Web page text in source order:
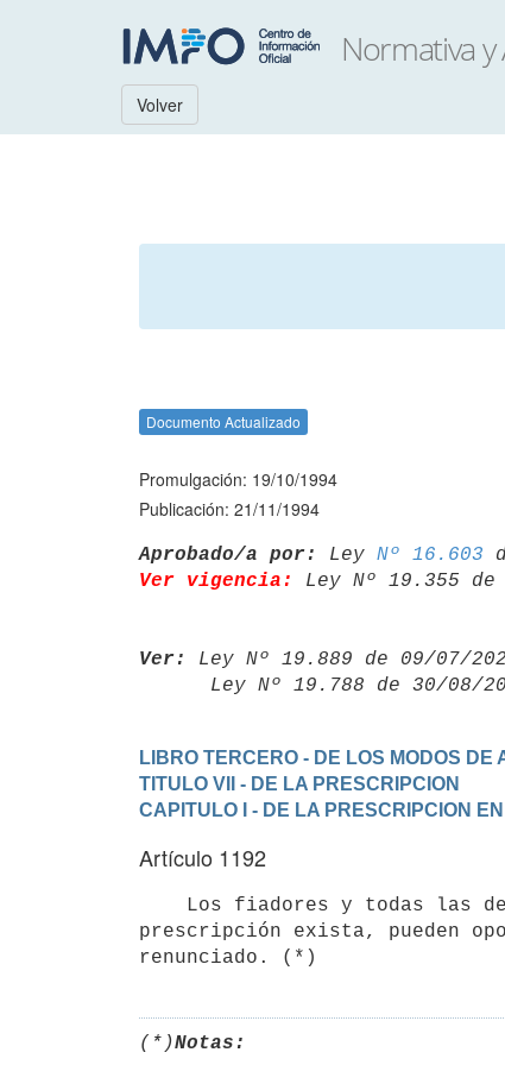
Volver
Documento Actualizado
Promulgación: 19/10/1994
Publicación: 21/11/1994
Aprobado/a por: Ley Nº 16.603
Ver vigencia:
Ley Nº 19.355
Ver: Ley Nº 19.889 de 09/07/
Ley Nº 19.788 de 30/
LIBRO TERCERO - DE LOS MODOS DE
TITULO VII - DE LA PRESCRIPCION
CAPITULO I - DE LA PRESCRIPCION
Artículo 1192
prescripción exista, pueden
(*)Notas: